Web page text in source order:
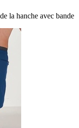
la hanche avec bande